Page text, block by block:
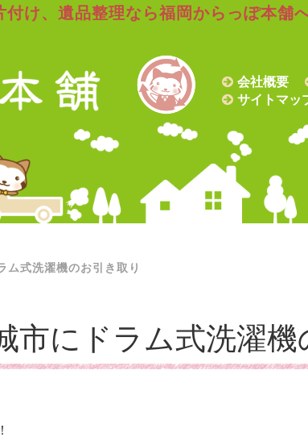
け、遺品整理なら福岡からっぽ本舗
会社概要
サイトマッ
ム式洗濯機のお引き取り
市にドラム式洗濯機